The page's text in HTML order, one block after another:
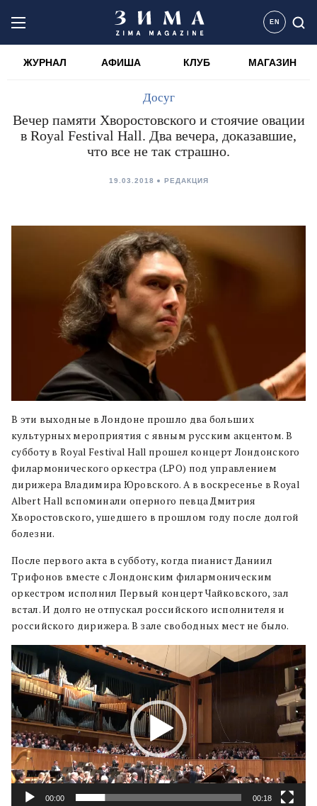
EN
ЖУРНАЛ АФИША КЛУБ МАГАЗИН
Досуг
Вечер памяти Хворостовского и стоячие овации
в Royal Festival Hall. Два вечера, доказавшие,
что все не так страшно.
19.03.2018 РЕДАКЦИЯ
В эти выходные в Лондоне прошло два больших
культурных мероприятия с явным русским акцентом. В
субботу в Royal Festival Hall прошел концерт Лондонского
филармонического оркестра (LPO) под управлением
дирижера Владимира Юровского. А в воскресенье в Royal
Albert Hall вспоминали оперного певца Дмитрия
Хворостовского, ушедшего в прошлом году после долгой
болезни.
После первого акта в субботу, когда пианист Даниил
Трифонов вместе с Лондонским филармоническим
оркестром исполнил Первый концерт Чайковского, зал
встал. И долго не отпускал российского исполнителя и
российского дирижера. В зале свободных мест не было.
Видеоплеер
00:00 00:18